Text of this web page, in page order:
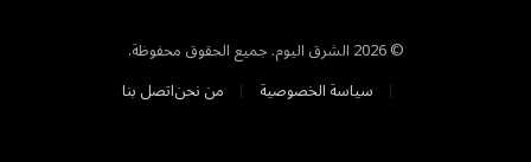
© 2026 الشرق اليوم. جميع الحقوق محفوظة.
سياسة الخصوصية
من نحناتصل بنا